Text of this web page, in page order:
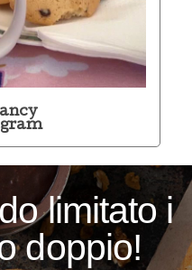
limitato i
doppio!